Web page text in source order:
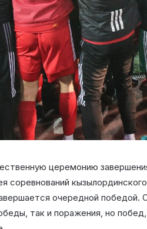
церемонию
соревнований
очередной победой.
так и поражения, но